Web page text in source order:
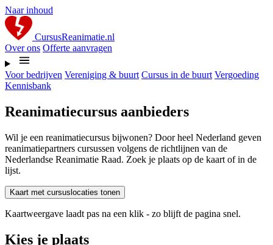
Naar inhoud
CursusReanimatie.nl
Over ons Offerte aanvragen
Voor bedrijven Vereniging & buurt Cursus in de buurt Vergoeding
Kennisbank
Reanimatiecursus aanbieders
Wil je een reanimatiecursus bijwonen? Door heel Nederland geven
reanimatiepartners cursussen volgens de richtlijnen van de
Nederlandse Reanimatie Raad. Zoek je plaats op de kaart of in de
lijst.
Kaart met cursuslocaties tonen
Kaartweergave laadt pas na een klik - zo blijft de pagina snel.
Kies je plaats